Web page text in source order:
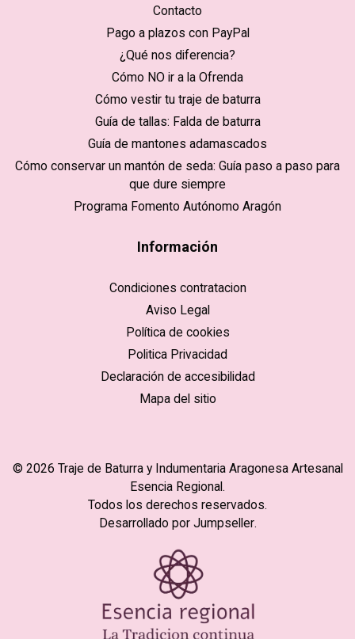
Contacto
Pago a plazos con PayPal
¿Qué nos diferencia?
Cómo NO ir a la Ofrenda
Cómo vestir tu traje de baturra
Guía de tallas: Falda de baturra
Guía de mantones adamascados
Cómo conservar un mantón de seda: Guía paso a paso para
que dure siempre
Programa Fomento Autónomo Aragón
Información
Condiciones contratacion
Aviso Legal
Política de cookies
Politica Privacidad
Declaración de accesibilidad
Mapa del sitio
© 2026 Traje de Baturra y Indumentaria Aragonesa Artesanal
Esencia Regional.
Todos los derechos reservados.
Desarrollado por Jumpseller.